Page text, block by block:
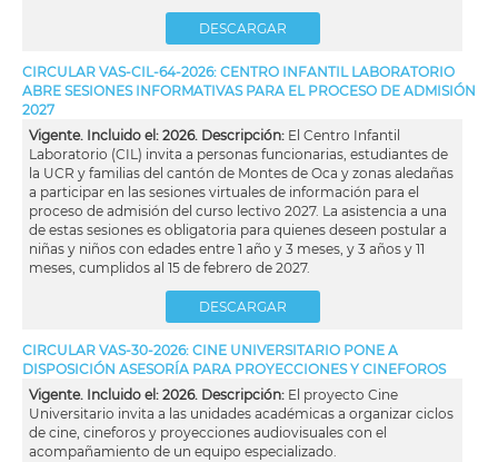
DESCARGAR
CIRCULAR VAS-CIL-64-2026: CENTRO INFANTIL LABORATORIO
ABRE SESIONES INFORMATIVAS PARA EL PROCESO DE ADMISIÓN
2027
Vigente. Incluido el: 2026. Descripción: El Centro Infantil
Laboratorio (CIL) invita a personas funcionarias, estudiantes de
la UCR y familias del cantón de Montes de Oca y zonas aledañas
a participar en las sesiones virtuales de información para el
proceso de admisión del curso lectivo 2027. La asistencia a una
de estas sesiones es obligatoria para quienes deseen postular a
niñas y niños con edades entre 1 año y 3 meses, y 3 años y 11
meses, cumplidos al 15 de febrero de 2027.
DESCARGAR
CIRCULAR VAS-30-2026: CINE UNIVERSITARIO PONE A
DISPOSICIÓN ASESORÍA PARA PROYECCIONES Y CINEFOROS
Vigente. Incluido el: 2026. Descripción: El proyecto Cine
Universitario invita a las unidades académicas a organizar ciclos
de cine, cineforos y proyecciones audiovisuales con el
acompañamiento de un equipo especializado.